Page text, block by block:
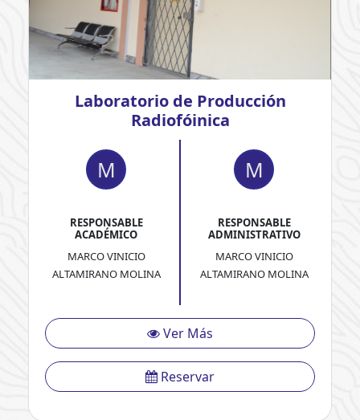
Laboratorio de Producción
Radiofóinica
M
RESPONSABLE
ACADÉMICO
MARCO VINICIO
ALTAMIRANO MOLINA
M
RESPONSABLE
ADMINISTRATIVO
MARCO VINICIO
ALTAMIRANO MOLINA
Ver Más
Reservar